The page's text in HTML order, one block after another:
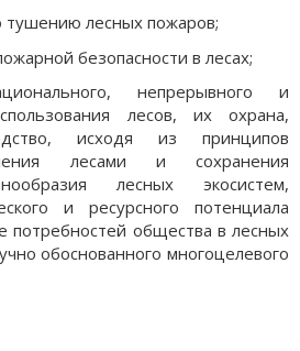
тушению лесных пожаров;
безопасности в лесах;
непрерывного и
лесов, их охрана,
исходя из принципов
лесами и сохранения
лесных экосистем,
и ресурсного потенциала
потребностей общества в лесных
обоснованного многоцелевого